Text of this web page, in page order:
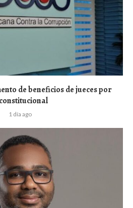
de beneficios de jueces por
1 día ago